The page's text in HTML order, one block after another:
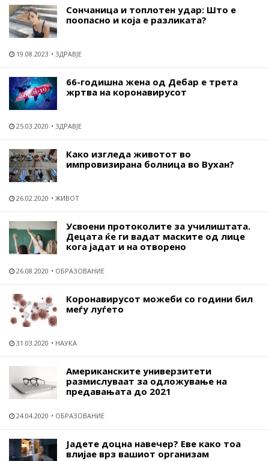
Сончаница и топлотен удар: Што е
поопасно и која е разликата?
19.08.2023 ЗДРАВЈЕ
66-годишна жена од Дебар е трета
жртва на коронавирусот
25.03.2020 ЗДРАВЈЕ
Како изгледа животот во
импровизирана болница во Вухан?
26.02.2020 ЖИВОТ
Усвоени протоколите за училиштата.
Децата ќе ги вадат маските од лице
кога јадат и на отворено
26.08.2020 ОБРАЗОВАНИЕ
Коронавирусот можеби со години бил
меѓу луѓето
31.03.2020 НАУКА
Американските универзитети
размислуваат за одложување на
предавањата до 2021
24.04.2020 ОБРАЗОВАНИЕ
Јадете доцна навечер? Еве како тоа
влијае врз вашиот организам